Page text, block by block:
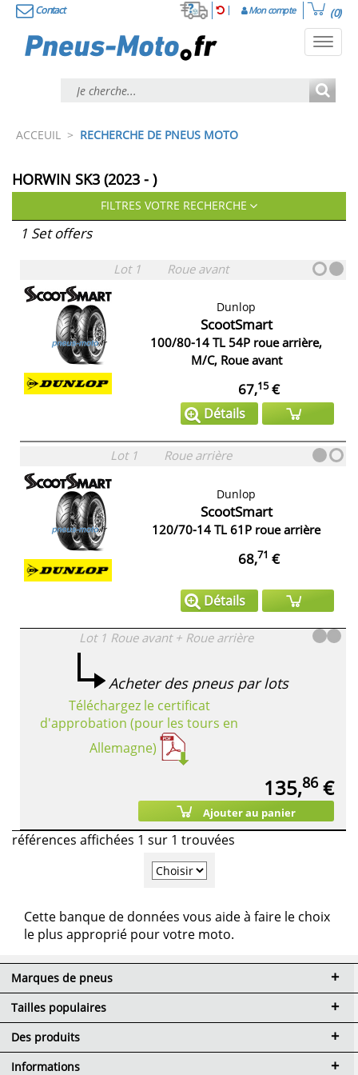
Contact Mon compte (0)
ACCEUIL > RECHERCHE DE PNEUS MOTO
HORWIN SK3 (2023 - )
FILTRES VOTRE RECHERCHE
1 Set offers
Lot 1 Roue avant
Dunlop
ScootSmart
100/80-14 TL 54P roue arrière,
M/C, Roue avant
67,15€
Détails
Lot 1 Roue arrière
Dunlop
ScootSmart
120/70-14 TL 61P roue arrière
68,71 €
Détails
Lot 1 Roue avant + Roue arrière
Acheter des pneus par lots
Téléchargez le certificat
d'approbation (pour les tours en
Allemagne)
135,86€
Ajouter au panier
références affichées 1 sur 1 trouvées
Cette banque de données vous aide à faire le choix
le plus approprié pour votre moto.
Marques de pneus
Tailles populaires
Des produits
Informations